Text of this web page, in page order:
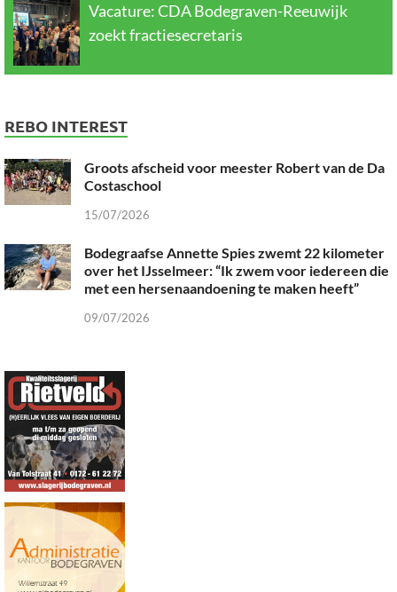
Vacature: CDA Bodegraven-Reeuwijk
zoekt fractiesecretaris
REBO INTEREST
Groots afscheid voor meester Robert van de Da
Costaschool
15/07/2026
Bodegraafse Annette Spies zwemt 22 kilometer
over het IJsselmeer: “Ik zwem voor iedereen die
met een hersenaandoening te maken heeft”
09/07/2026